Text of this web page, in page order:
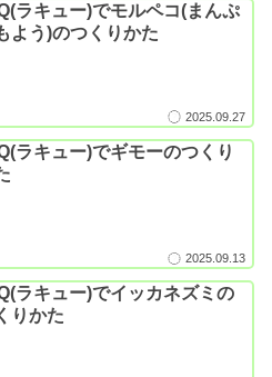
ラキュー)でモルペコ(まんぷ
よう)のつくりかた
2025.09.27
ラキュー)でギモーのつくり
2025.09.13
ラキュー)でイッカネズミの
りかた